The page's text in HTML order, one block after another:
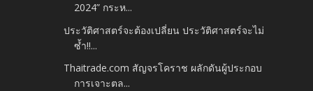
2024” กระห...
ประวัติศาสตร์จะต้องเปลี่ยน ประวัติศาสตร์จะไม่
ซ้ำ!!...
Thaitrade.com สัญจรโคราช ผลักดันผู้ประกอบ
การเจาะตล...